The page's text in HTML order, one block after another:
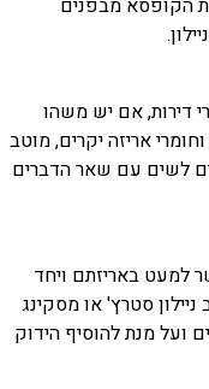
הקופסא מבפנים
דירות, אם יש משהו
אריזה יקרים, מוטב
לשים עם שאר הדברים
למעט באריזתם ויחד
סטרץ' או מסקינג
ועל מנת להוסיף הידוק